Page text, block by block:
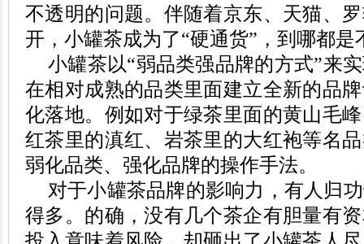
不透明的问题。伴随着京东、天猫、
开，小罐茶成为了“硬通货”，到哪都是
小罐茶以“弱品类强品牌的方式”来
在相对成熟的品类里面建立全新的品
化落地。例如对于绿茶里面的黄山毛
红茶里的滇红、岩茶里的大红袍等名
弱化品类、强化品牌的操作手法。
对于小罐茶品牌的影响力，有人归
得多。的确，没有几个茶企有胆量有